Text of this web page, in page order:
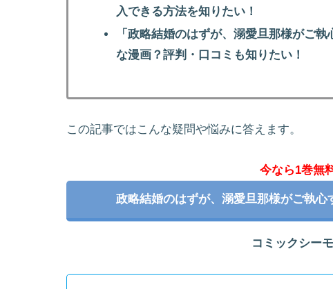
入できる方法を知りたい！
「政略結婚のはずが、溺愛旦那様がご
な漫画？評判・口コミも知りたい！
この記事ではこんな疑問や悩みに答えます。
今なら1巻無
政略結婚のはずが、溺愛旦那様がご執
コミックシー